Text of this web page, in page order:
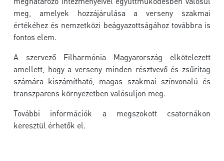
meg, amelyek hozzájárulása a verseny szakmai
értékéhez és nemzetközi beágyazottságához továbbra is
fontos elem.
A szervező Filharmónia Magyarország elkötelezett
amellett, hogy a verseny minden résztvevő és zsűritag
számára kiszámítható, magas szakmai színvonalú és
transzparens környezetben valósuljon meg.
További információk a megszokott csatornákon
keresztül érhetők el.